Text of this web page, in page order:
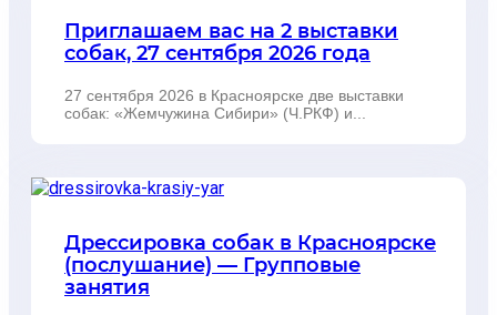
Приглашаем вас на 2 выставки
собак, 27 сентября 2026 года
27 сентября 2026 в Красноярске две выставки
собак: «Жемчужина Сибири» (Ч.РКФ) и...
Дрессировка собак в Красноярске
(послушание) — Групповые
занятия